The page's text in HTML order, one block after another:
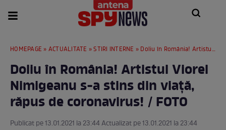
HOMEPAGE » ACTUALITATE »STIRI INTERNE » Doliu în România! Artistul Viorel Nimigeanu s-a stins din viață, răpus de coronavirus! / FOTO
Doliu în România! Artistul Viorel
Nimigeanu s-a stins din viață,
răpus de coronavirus! / FOTO
Publicat pe 13.01.2021 la 23:44 Actualizat pe 13.01.2021 la 23:44